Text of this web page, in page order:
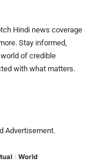
Hindi news coverage
Stay informed,
of credible
with what matters.
Advertisement.
World